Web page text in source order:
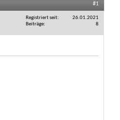
#1
Registriert seit
26.01.2021
Beiträge
8